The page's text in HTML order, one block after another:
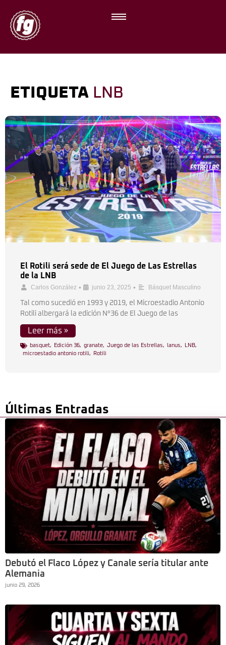
ETIQUETA LNB
El Rotili será sede de El Juego de Las Estrellas
de la LNB
Carlos González • junio 23, 2025 • Básquet Masculino
Tal como sucedió en 1993 y 2019, el Microestadio Antonio
Rotili albergará la edición N°36 de El Juego de las
Leer más »
basquet, Edición 36, granate, Juego de las Estrellas, lanus, LNB,
microestadio antonio rotili, Rotili
Últimas Entradas
Debutó el Flaco López y Canale sería titular ante
Alemania
junio 29, 2026